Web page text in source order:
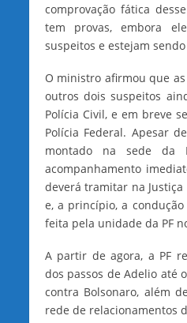
comprovação fática
tem provas, embora
suspeitos e estejam
O ministro afirmou que
outros dois suspeitos
Polícia Civil, e em breve
Polícia Federal. Apesar
montado na sede da
acompanhamento
deverá tramitar na Justiça
e, a princípio, a
feita pela unidade da PF
A partir de agora, a PF
dos passos de Adelio até
contra Bolsonaro, além
rede de relacionamentos